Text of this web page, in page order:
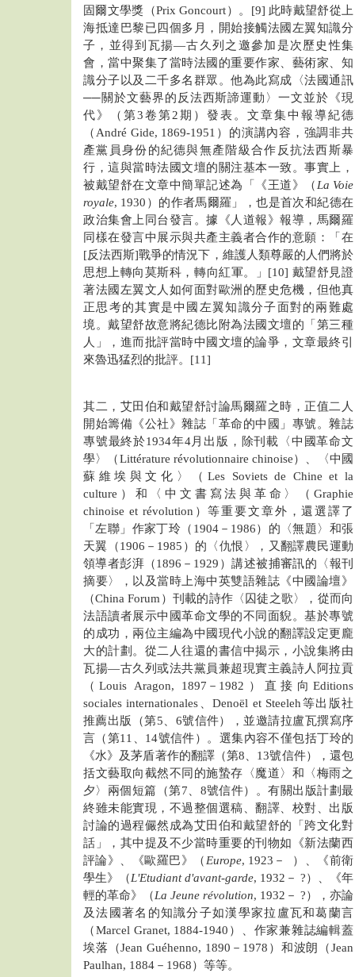
固爾文學獎（Prix Goncourt）。[9] 此時戴望舒從上
海抵達巴黎已四個多月，開始接觸法國左翼知識分
子，並得到瓦揚—古久列之邀參加是次歷史性集
會，當中聚集了當時法國的重要作家、藝術家、知
識分子以及二千多名群眾。他為此寫成〈法國通訊
──關於文藝界的反法西斯諦運動〉一文並於《現
代》（第3卷第2期）發表。文章集中報導紀德
（André Gide, 1869-1951）的演講內容，強調非共
產黨員身份的紀德與無產階級合作反抗法西斯暴
行，這與當時法國文壇的關注基本一致。事實上，
被戴望舒在文章中簡單記述為「《王道》（La Voie
royale, 1930）的作者馬爾羅」，也是首次和紀德在
政治集會上同台發言。據《人道報》報導，馬爾羅
同樣在發言中展示與共產主義者合作的意願：「在
[反法西斯]戰爭的情況下，維護人類尊嚴的人們將於
思想上轉向莫斯科，轉向紅軍。」[10] 戴望舒見證
著法國左翼文人如何面對歐洲的歷史危機，但他真
正思考的其實是中國左翼知識分子面對的兩難處
境。戴望舒故意將紀德比附為法國文壇的「第三種
人」，進而批評當時中國文壇的論爭，文章最終引
來魯迅猛烈的批評。[11]
其二，艾田伯和戴望舒討論馬爾羅之時，正值二人
開始籌備《公社》雜誌「革命的中國」專號。雜誌
專號最終於1934年4月出版，除刊載〈中國革命文
學〉（Littérature révolutionnaire chinoise）、〈中國
蘇維埃與文化〉（Les Soviets de Chine et la
culture）和〈中文書寫法與革命〉（Graphie
chinoise et révolution）等重要文章外，還選譯了
「左聯」作家丁玲（1904－1986）的〈無題〉和張
天翼（1906－1985）的〈仇恨〉，又翻譯農民運動
領導者彭湃（1896－1929）講述被捕審訊的〈報刊
摘要〉，以及當時上海中英雙語雜誌《中國論壇》
（China Forum）刊載的詩作〈囚徒之歌〉，從而向
法語讀者展示中國革命文學的不同面貎。基於專號
的成功，兩位主編為中國現代小說的翻譯設定更龐
大的計劃。從二人往還的書信中揭示，小說集將由
瓦揚—古久列或法共黨員兼超現實主義詩人阿拉貢
（Louis Aragon, 1897－1982）直接向Editions
sociales internationales、Denoël et Steeleh等出版社
推薦出版（第5、6號信件），並邀請拉盧瓦撰寫序
言（第11、14號信件）。選集內容不僅包括丁玲的
《水》及茅盾著作的翻譯（第8、13號信件），還包
括文藝取向截然不同的施蟄存〈魔道〉和〈梅雨之
夕〉兩個短篇（第7、8號信件）。有關出版計劃最
終雖未能實現，不過整個選稿、翻譯、校對、出版
討論的過程儼然成為艾田伯和戴望舒的「跨文化對
話」，其中提及不少當時重要的刊物如《新法蘭西
評論》、《歐羅巴》（ Europe, 1923－ ）、《前衛
學生》（L'Etudiant d'avant-garde, 1932－ ?）、《年
輕的革命》（La Jeune révolution, 1932－ ?），亦論
及法國著名的知識分子如漢學家拉盧瓦和葛蘭言
（Marcel Granet, 1884-1940）、作家兼雜誌編輯蓋
埃落（Jean Guéhenno, 1890－1978）和波朗（Jean
Paulhan, 1884－1968）等等。